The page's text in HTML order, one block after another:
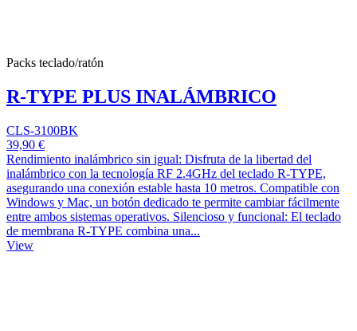
Packs teclado/ratón
R-TYPE PLUS INALÁMBRICO
CLS-3100BK
39,90 €
Rendimiento inalámbrico sin igual: Disfruta de la libertad del
inalámbrico con la tecnología RF 2.4GHz del teclado R-TYPE,
asegurando una conexión estable hasta 10 metros. Compatible con
Windows y Mac, un botón dedicado te permite cambiar fácilmente
entre ambos sistemas operativos. Silencioso y funcional: El teclado
de membrana R-TYPE combina una...
View